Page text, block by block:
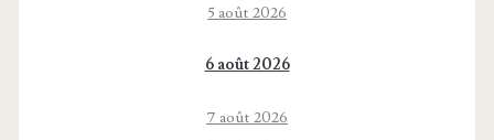
5 août 2026
6 août 2026
7 août 2026